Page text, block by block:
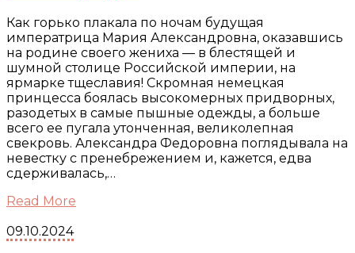
Как горько плакала по ночам будущая
императрица Мария Александровна, оказавшись
на родине своего жениха — в блестящей и
шумной столице Российской империи, на
ярмарке тщеславия! Скромная немецкая
принцесса боялась высокомерных придворных,
разодетых в самые пышные одежды, а больше
всего ее пугала утонченная, великолепная
свекровь. Александра Федоровна поглядывала на
невестку с пренебрежением и, кажется, едва
сдерживалась,…
Read More
09.10.2024